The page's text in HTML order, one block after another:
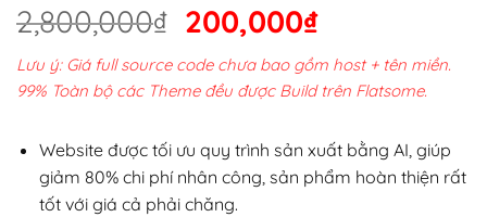
2,800,000₫ Giá
gốc
là:
2,800,000₫.
200,000₫Giá
hiện
tại
200,000₫.
Lưu ý: Giá full source code chưa bao gồm host + tên miền.
99% Toàn bộ các Theme đều được Build trên Flatsome.
Website được tối ưu quy trình sản xuất bằng AI, giúp
giảm 80% chi phí nhân công, sản phẩm hoàn thiện rất
tốt với giá cả phải chăng.